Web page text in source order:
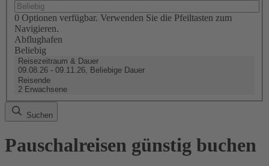
0 Optionen verfügbar. Verwenden Sie die Pfeiltasten zum
Navigieren.
Abflughafen
Beliebig
Reisezeitraum & Dauer
09.08.26 - 09.11.26, Beliebige Dauer
Reisende
2 Erwachsene
Suchen
Pauschalreisen günstig buchen